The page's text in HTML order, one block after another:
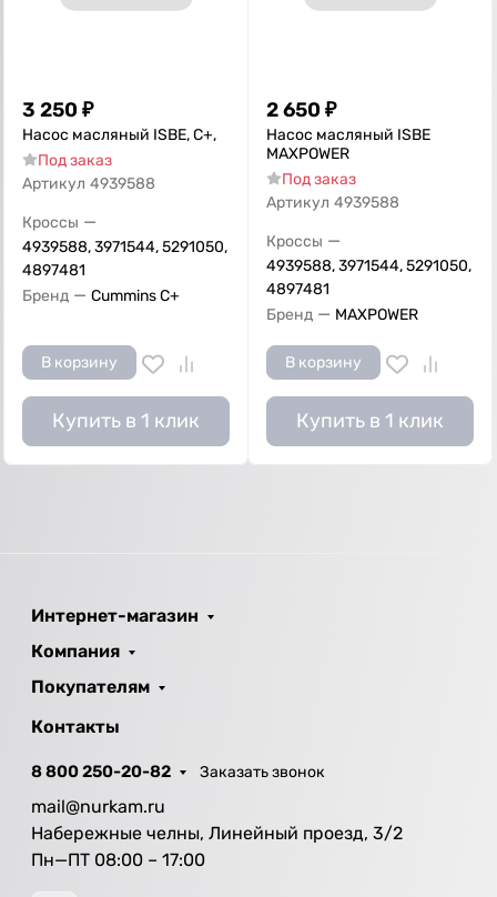
3 250 ₽
Насос масляный ISBE, С+,
Под заказ
Артикул 4939588
Кроссы —
4939588, 3971544, 5291050,
4897481
Бренд — Cummins C+
В корзину
Купить в 1 клик
2 650 ₽
Насос масляный ISBE
MAXPOWER
Под заказ
Артикул 4939588
Кроссы —
4939588, 3971544, 5291050,
4897481
Бренд — MAXPOWER
В корзину
Купить в 1 клик
Интернет-магазин
Компания
Покупателям
Контакты
8 800 250-20-82 Заказать звонок
mail@nurkam.ru
Набережные челны, Линейный проезд, 3/2
Пн—ПТ 08:00 – 17:00